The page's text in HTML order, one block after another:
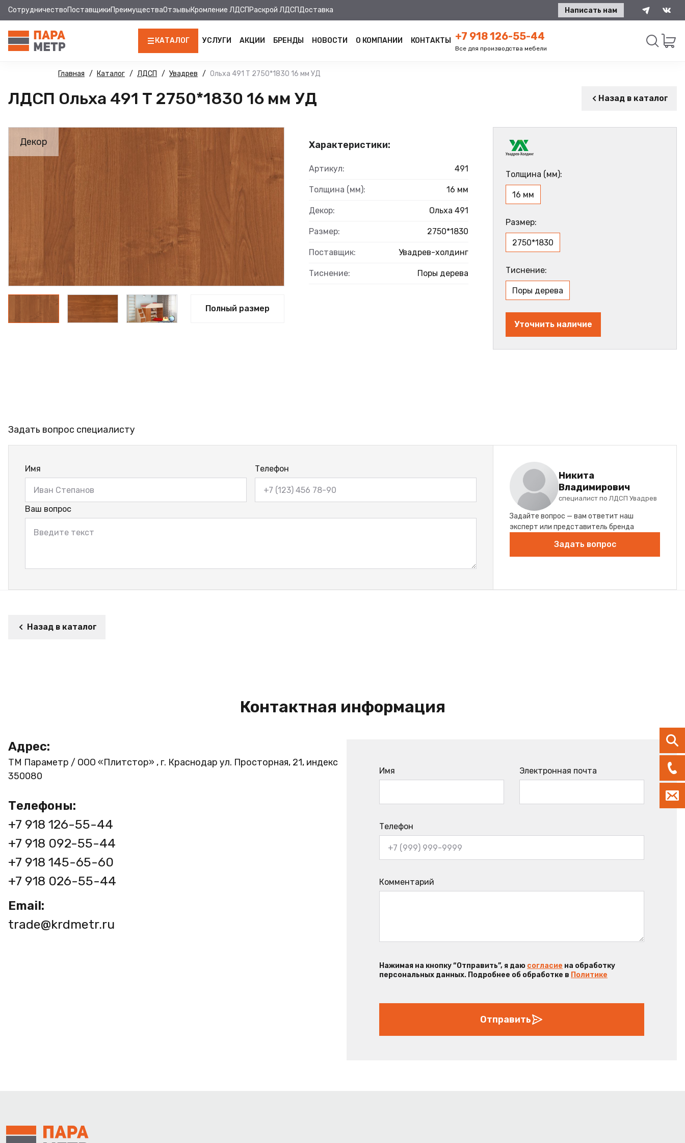
СотрудничествоПоставщикиПреимуществаОтзывыКромление ЛДСП Раскрой ЛДСПДоставка Написать нам
КАТАЛОГ
ЛДСП
КРОМКА
МДФ ПАНЕЛИ
СТОЛЕШНИЦЫ
ПРОФИЛЬ АЛЮМИНИЕВЫЙ
КЛЕЙ
РАСПРОДАЖА
НОВИНКИ
УСЛУГИ АКЦИИ БРЕНДЫ НОВОСТИ О КОМПАНИИ КОНТАКТЫ +7 918 126-55-44
Все для производства мебели
Главная Каталог ЛДСП Увадрев Ольха 491 Т 2750*1830 16 мм УД
ЛДСП Ольха 491 Т 2750*1830 16 мм УД Назад в каталог
Декор
Полный размер
Характеристики:
Артикул: 491
Толщина (мм): 16 мм
Декор: Ольха 491
Размер: 2750*1830
Поставщик: Увадрев-холдинг
Тиснение: Поры дерева
Толщина (мм):
16 мм
Размер:
2750*1830
Тиснение:
Поры дерева
Уточнить наличие
Задать вопрос специалисту
Имя Телефон
Ваш вопрос
Никита
Владимирович
специалист по ЛДСП Увадрев
Задайте вопрос — вам ответит наш
эксперт или представитель бренда
Задать вопрос
Назад в каталог
Контактная информация
Адрес:
ТМ Параметр / ООО «Плитстор» , г. Краснодар ул. Просторная, 21, индекс
350080
Телефоны:
+7 918 126-55-44
+7 918 092-55-44
+7 918 145-65-60
+7 918 026-55-44
Email:
trade@krdmetr.ru
Имя Электронная почта
Телефон
Комментарий
Нажимая на кнопку “Отправить”, я даю согласие на обработку
персональных данных. Подробнее об обработке в Политике
Отправить